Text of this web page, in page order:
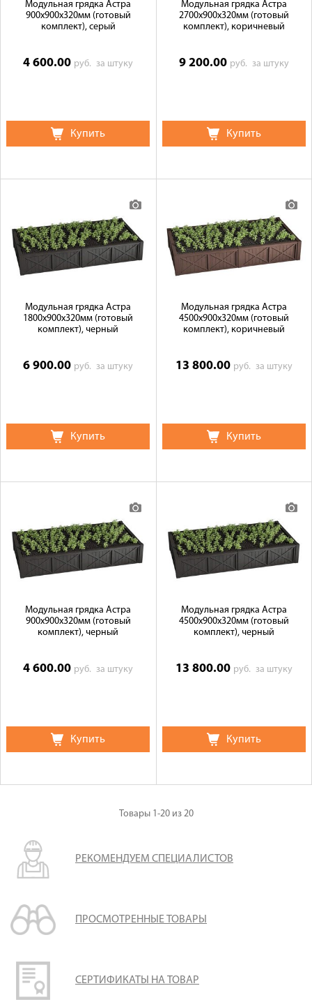
Модульная грядка Астра
900x900x320мм (готовый
комплект), серый
4 600.00 руб.за штуку
Купить
Модульная грядка Астра
2700x900x320мм (готовый
комплект), коричневый
9 200.00 руб. за штуку
Купить
Модульная грядка Астра
1800x900x320мм (готовый
комплект), черный
6 900.00 руб.за штуку
Купить
Модульная грядка Астра
4500x900x320мм (готовый
комплект), коричневый
13 800.00 руб. за штуку
Купить
Модульная грядка Астра
900x900x320мм (готовый
комплект), черный
4 600.00 руб.за штуку
Купить
Модульная грядка Астра
4500x900x320мм (готовый
комплект), черный
13 800.00 руб. за штуку
Купить
Товары 1-20из 20
РЕКОМЕНДУЕМ СПЕЦИАЛИСТОВ
ПРОСМОТРЕННЫЕ ТОВАРЫ
СЕРТИФИКАТЫ НА ТОВАР